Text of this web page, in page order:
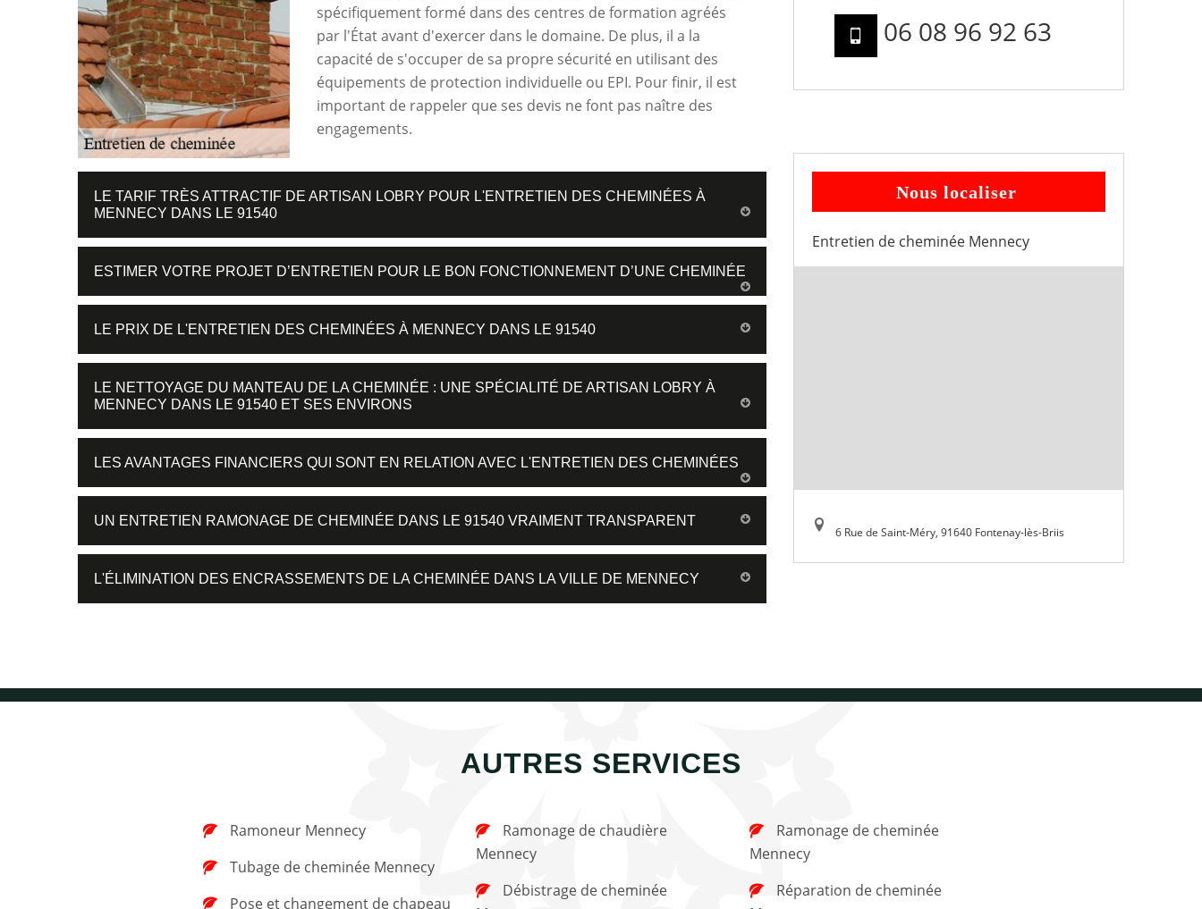
spécifiquement formé dans des centres de formation agréés
par l'État avant d'exercer dans le domaine. De plus, il a la
capacité de s'occuper de sa propre sécurité en utilisant des
équipements de protection individuelle ou EPI. Pour finir, il est
important de rappeler que ses devis ne font pas naître des
engagements.
LE TARIF TRÈS ATTRACTIF DE ARTISAN LOBRY POUR L'ENTRETIEN DES CHEMINÉES À
MENNECY DANS LE 91540
ESTIMER VOTRE PROJET D’ENTRETIEN POUR LE BON FONCTIONNEMENT D’UNE CHEMINÉE
LE PRIX DE L'ENTRETIEN DES CHEMINÉES À MENNECY DANS LE 91540
LE NETTOYAGE DU MANTEAU DE LA CHEMINÉE : UNE SPÉCIALITÉ DE ARTISAN LOBRY À
MENNECY DANS LE 91540 ET SES ENVIRONS
LES AVANTAGES FINANCIERS QUI SONT EN RELATION AVEC L'ENTRETIEN DES CHEMINÉES
UN ENTRETIEN RAMONAGE DE CHEMINÉE DANS LE 91540 VRAIMENT TRANSPARENT
L'ÉLIMINATION DES ENCRASSEMENTS DE LA CHEMINÉE DANS LA VILLE DE MENNECY
06 08 96 92 63
Nous localiser
Entretien de cheminée Mennecy
6 Rue de Saint-Méry, 91640 Fontenay-lès-Briis
AUTRES SERVICES
Ramoneur Mennecy
Tubage de cheminée Mennecy
Mennecy
Mennecy